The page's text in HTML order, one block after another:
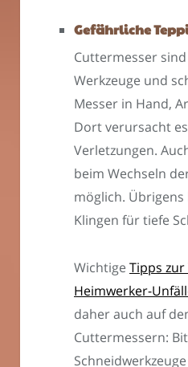
Gefährliche
Cuttermesser
Werkzeuge und
Messer in Hand,
Dort verursacht
Verletzungen.
beim Wechseln
möglich.
Klingen für tiefe
Wichtige Tipps
Heimwerker-
daher auch auf
Cuttermessern: